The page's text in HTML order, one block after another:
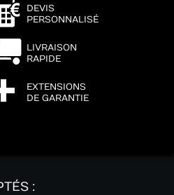
DEVIS
PERSONNALISÉ
LIVRAISON
RAPIDE
EXTENSIONS
DE GARANTIE
: